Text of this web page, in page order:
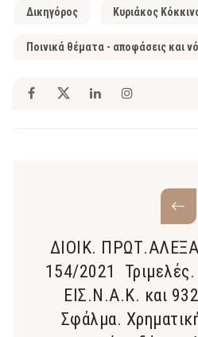
Δικηγόρος Κυριάκος
Ποινικά θέματα - αποφάσεις και
ΔΙΟΙΚ.
154/2021
ΕΙΣ.Ν.Α.Κ. και
Σφάλμα.